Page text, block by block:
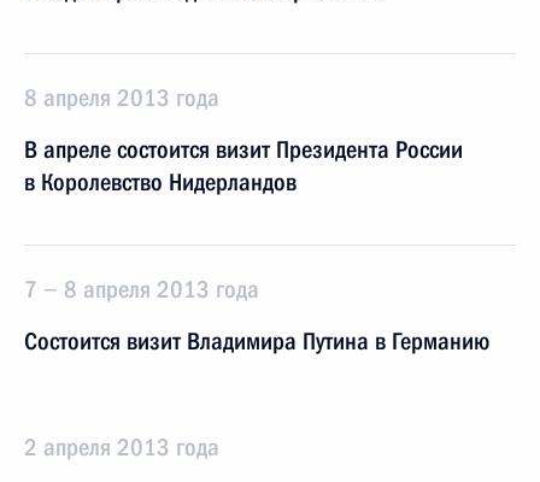
8 апреля 2013 года
В апреле состоится визит Президента России
в Королевство Нидерландов
7 − 8 апреля 2013 года
Состоится визит Владимира Путина в Германию
2 апреля 2013 года